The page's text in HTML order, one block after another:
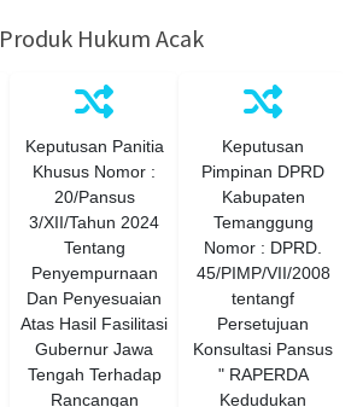
Produk Hukum Acak
Keputusan Panitia
Khusus Nomor :
20/Pansus
3/XII/Tahun 2024
Tentang
Penyempurnaan
Dan Penyesuaian
Atas Hasil Fasilitasi
Gubernur Jawa
Tengah Terhadap
Rancangan
Keputusan
Pimpinan DPRD
Kabupaten
Temanggung
Nomor : DPRD.
45/PIMP/VII/2008
tentangf
Persetujuan
Konsultasi Pansus
" RAPERDA
Kedudukan